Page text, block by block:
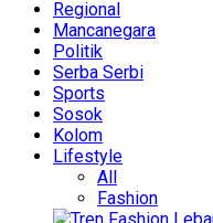
Regional
Mancanegara
Politik
Serba Serbi
Sports
Sosok
Kolom
Lifestyle
All
Fashion